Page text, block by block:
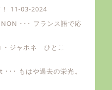
11-03-2024
･･･ フランス語で応
・ジャポネ ひとこ
･･ もはや過去の栄光。